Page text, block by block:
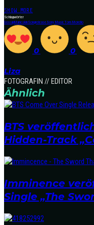
SHOW MORE
Schlagwörter
GossipManeskinSongrelease Sony MusicTom Morello
0 0
Liza
FOTOGRAFIN // EDITOR
Ähnlich
BTS
Hidden-Track
Imminence
Single „The